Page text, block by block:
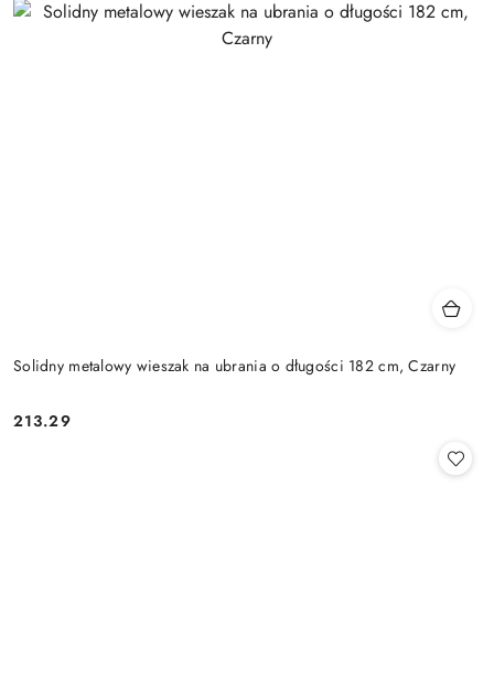
Solidny metalowy wieszak na ubrania o długości 182 cm, Czarny
Cena:
213.29